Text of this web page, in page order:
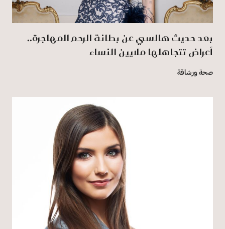
بعد حديث هالسي عن بطانة الرحم المهاجرة..
أعراض تتجاهلها ملايين النساء
صحة ورشاقة